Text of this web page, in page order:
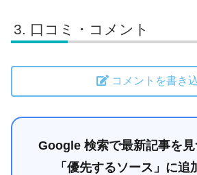
口コミ・コメント
コメントを書き
Google 検索で最新記事を見
「優先するソース」に追